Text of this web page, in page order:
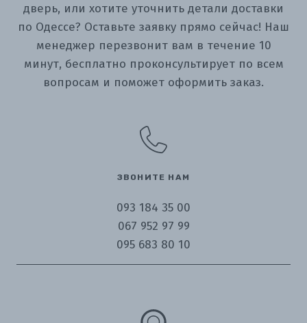
дверь, или хотите уточнить детали доставки
по Одессе? Оставьте заявку прямо сейчас! Наш
менеджер перезвонит вам в течение 10
минут, бесплатно проконсультирует по всем
вопросам и поможет оформить заказ.
ЗВОНИТЕ НАМ
093 184 35 00
067 952 97 99
095 683 80 10